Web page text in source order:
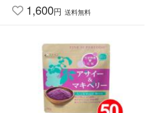
1,600円 送料無料